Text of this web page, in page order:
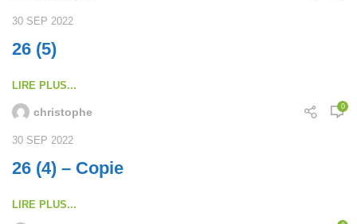
30 SEP 2022
26 (5)
LIRE PLUS...
christophe 0
30 SEP 2022
26 (4) – Copie
LIRE PLUS...